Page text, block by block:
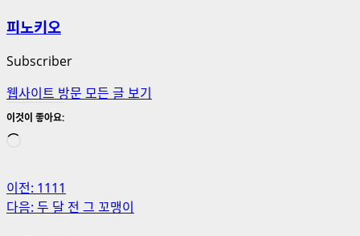
피노키오
Subscriber
웹사이트 방문 모든 글 보기
이것이 좋아요:
중...
게
시
이전: 1111
다음: 두 달 전 그 꼬맹이